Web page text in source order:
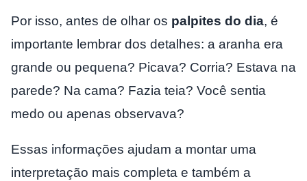
Por isso, antes de olhar os palpites do dia, é
importante lembrar dos detalhes: a aranha era
grande ou pequena? Picava? Corria? Estava na
parede? Na cama? Fazia teia? Você sentia
medo ou apenas observava?
Essas informações ajudam a montar uma
interpretação mais completa e também a